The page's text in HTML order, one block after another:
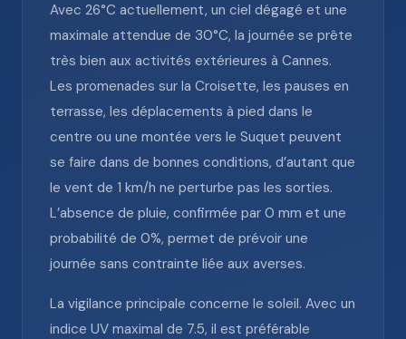
Avec 26°C actuellement, un ciel dégagé et une
maximale attendue de 30°C, la journée se prête
très bien aux activités extérieures à Cannes.
Les promenades sur la Croisette, les pauses en
terrasse, les déplacements à pied dans le
centre ou une montée vers le Suquet peuvent
se faire dans de bonnes conditions, d’autant que
le vent de 1 km/h ne perturbe pas les sorties.
L’absence de pluie, confirmée par 0 mm et une
probabilité de 0%, permet de prévoir une
journée sans contrainte liée aux averses.
La vigilance principale concerne le soleil. Avec un
indice UV maximal de 7.5, il est préférable